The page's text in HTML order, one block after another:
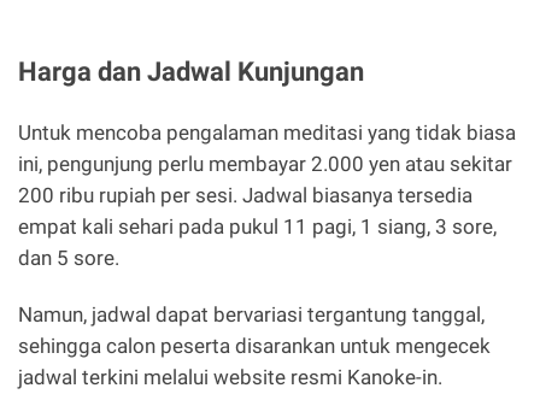
Harga dan Jadwal Kunjungan
Untuk mencoba pengalaman meditasi yang tidak biasa
ini, pengunjung perlu membayar 2.000 yen atau sekitar
200 ribu rupiah per sesi. Jadwal biasanya tersedia
empat kali sehari pada pukul 11 pagi, 1 siang, 3 sore,
dan 5 sore.
Namun, jadwal dapat bervariasi tergantung tanggal,
sehingga calon peserta disarankan untuk mengecek
jadwal terkini melalui website resmi Kanoke-in.